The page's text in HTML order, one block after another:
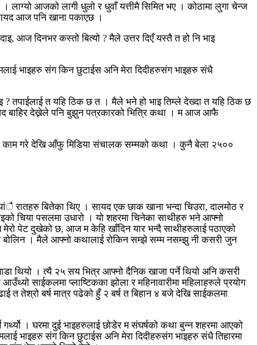
लाग्यो आजको लागी धुलो र धुवाँ यत्तीमै सिमित भए । कोठामा लुगा चेन्ज
आज पनि खाना पकाएछ ।
आज दिनभर कस्तो बित्यो ? मैले उत्तर दिएँ यस्तै त हो नि भाइ
भाइहरु संग किन छुटाईस अनि मेरा दिदीहरुसंग भाइहरु संधै
? तपाईलाई त यहि ठिक छ त । मैले भने हो भाइ तिम्ले देख्दा त यहि ठिक छ
बाहिर देख्नेले पनि बुझुन पत्रकारको भित्रि कथा । म आज आफै
काम गरे देखि आँफु मिडिया संचालक सम्मको कथा । कुनै बेला २५००
रातहरु बितेका थिए । सायद एक छाक खाना भन्दा चिउरा, दालमोठ र
चिया पसलमा उधारो । यो शहरमा चिनेका साथीहरु भने आफ्नो
पेट दुखेको छ, आज म केहि खाँदिन यार भन्दै साथीहरुलाई पठाएको
बोलिन । मैले आफ्नो कथालाई रोकिन सम्झे सम्म नसम्झु नी कसरी जुन
थियो । त्यै २५ सय भित्र आफ्नो दैनिक खाजा पर्ने थियो अनि कसरी
साईकलमा प्लाष्टिकका झोला र महिनावारीमा महिलाहरुले प्रयोग
त तेश्रो बर्ष मात्र पढेको हुँ २ बर्ष त बिहान ४ बजे देखि साईकलमा
। घरमा दुई भाइहरुलाई छोडेर म संघर्षको कथा बुन्न शहरमा आएको
भाइहरु संग किन छुटाईस अनि मेरा दिदीहरुसंग भाइहरु संधै तिहारमा